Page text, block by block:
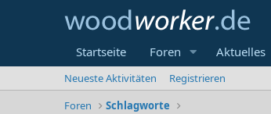
Startseite Foren Aktuelles
Neueste Aktivitäten
Registrieren
Foren
Schlagworte